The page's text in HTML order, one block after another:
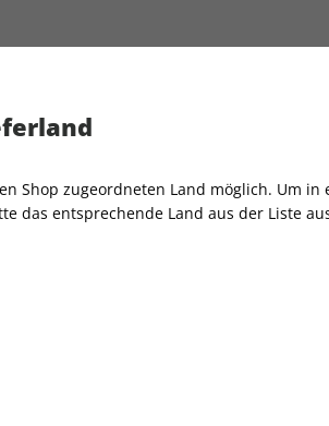
Shop zugeordneten Land möglich. Um in
das entsprechende Land aus der Liste